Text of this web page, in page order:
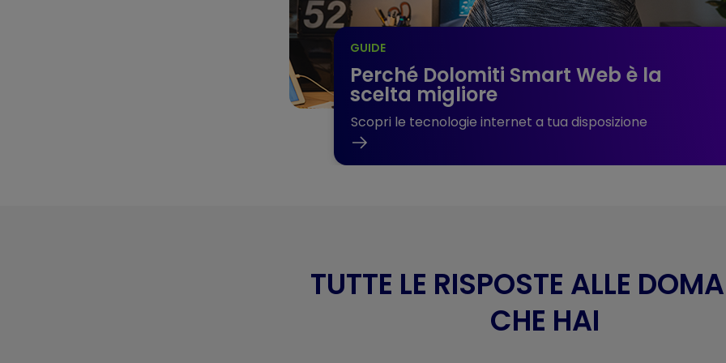
GUIDE
Perché Dolomiti Smart Web è la
scelta migliore
Scopri le tecnologie internet a tua disposizione
TUTTE LE RISPOSTE ALLE
CHE HAI